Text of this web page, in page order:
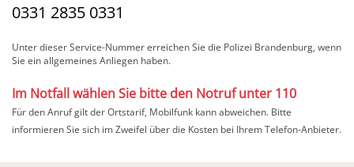
0331 2835 0331
Unter dieser Service-Nummer erreichen Sie die Polizei Brandenburg, wenn
Sie ein allgemeines Anliegen haben.
Im Notfall wählen Sie bitte den Notruf unter 110
Für den Anruf gilt der Ortstarif, Mobilfunk kann abweichen. Bitte
informieren Sie sich im Zweifel über die Kosten bei Ihrem Telefon-Anbieter.